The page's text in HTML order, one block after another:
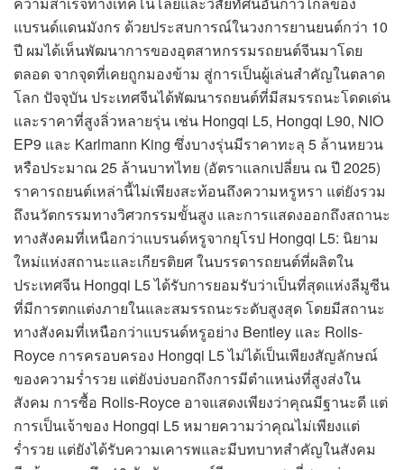
แบรนด์แดนมังกร ด้วยประสบการณ์ในวงการยานยนต์กว่า 10
ปี ผมได้เห็นพัฒนาการของอุตสาหกรรมรถยนต์จีนมาโดย
ตลอด จากจุดที่เคยถูกมองข้าม สู่การเป็นผู้เล่นสำคัญในตลาด
โลก ปัจจุบัน ประเทศจีนได้พัฒนารถยนต์ที่มีสมรรถนะโดดเด่น
และราคาที่สูงลิ่วหลายรุ่น เช่น Hongqi L5, Hongqi L90, NIO
EP9 และ Karlmann King ซึ่งบางรุ่นมีราคาทะลุ 5 ล้านหยวน
หรือประมาณ 25 ล้านบาทไทย (อัตราแลกเปลี่ยน ณ ปี 2025)
ราคารถยนต์เหล่านี้ไม่เพียงสะท้อนถึงความหรูหรา แต่ยังรวม
ถึงนวัตกรรมทางวิศวกรรมขั้นสูง และการแสดงออกถึงสถานะ
ทางสังคมที่เหนือกว่าแบรนด์หรูจากยุโรป Hongqi L5: นิยาม
ใหม่แห่งสถานะและเกียรติยศ ในบรรดารถยนต์ที่ผลิตใน
ประเทศจีน Hongqi L5 ได้รับการยอมรับว่าเป็นที่สุดแห่งลีมูซีน
ที่มีการตกแต่งภายในและสมรรถนะระดับสูงสุด โดยมีสถานะ
ทางสังคมที่เหนือกว่าแบรนด์หรูอย่าง Bentley และ Rolls-
Royce การครอบครอง Hongqi L5 ไม่ได้เป็นเพียงสัญลักษณ์
ของความร่ำรวย แต่ยังบ่งบอกถึงการมีตำแหน่งที่สูงส่งใน
สังคม การซื้อ Rolls-Royce อาจแสดงเพียงว่าคุณมีฐานะดี แต่
การเป็นเจ้าของ Hongqi L5 หมายความว่าคุณไม่เพียงแต่
ร่ำรวย แต่ยังได้รับความเคารพและมีบทบาทสำคัญในสังคม